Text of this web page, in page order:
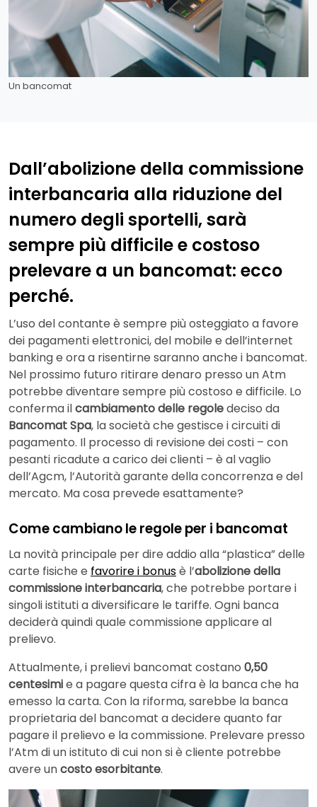
Un bancomat
Dall’abolizione della commissione
interbancaria alla riduzione del
numero degli sportelli, sarà
sempre più difficile e costoso
prelevare a un bancomat: ecco
perché.
L’uso del contante è sempre più osteggiato a favore
dei pagamenti elettronici, del mobile e dell’internet
banking e ora a risentirne saranno anche i bancomat.
Nel prossimo futuro ritirare denaro presso un Atm
potrebbe diventare sempre più costoso e difficile. Lo
conferma ilcambiamento delle regoledeciso da
Bancomat Spa, la società che gestisce i circuiti di
pagamento. Il processo di revisione dei costi – con
pesanti ricadute a carico dei clienti – è al vaglio
dell’Agcm, l’Autorità garante della concorrenza e del
mercato. Ma cosa prevede esattamente?
Come cambiano le regole per i bancomat
La novità principale per dire addio alla “plastica” delle
carte fisiche e favorire i bonusè l’abolizione della
commissione interbancaria, che potrebbe portare i
singoli istituti a diversificare le tariffe. Ogni banca
deciderà quindi quale commissione applicare al
prelievo.
Attualmente, i prelievi bancomat costano 0,50
centesimie a pagare questa cifra è la banca che ha
emesso la carta. Con la riforma, sarebbe la banca
proprietaria del bancomat a decidere quanto far
pagare il prelievo e la commissione. Prelevare presso
l’Atm di un istituto di cui non si è cliente potrebbe
avere uncosto esorbitante.